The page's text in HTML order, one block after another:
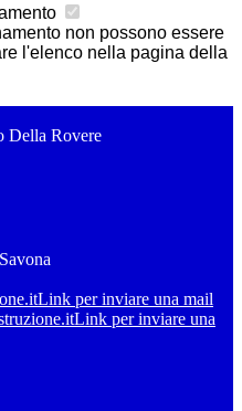
non possono essere
l'elenco nella pagina della
Della Rovere
Link per inviare una mail
Link per inviare una